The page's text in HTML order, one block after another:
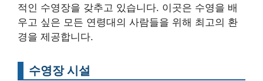
적인 수영장을 갖추고 있습니다. 이곳은 수영을 배
우고 싶은 모든 연령대의 사람들을 위해 최고의 환
경을 제공합니다.
수영장 시설